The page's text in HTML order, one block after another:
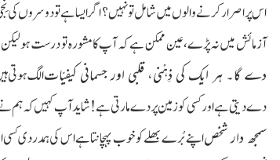
اس پر اصرار کرنے والوں میں شامل تو نہیں؟ اگر ایسا ہے تو دوسروں کی
آزمائش میں نہ پڑے، عین ممکن ہے کہ آپ کا مشورہ تو درست ہو
دے گا۔ ہر ایک کی ذِہْنی، قلبی اور جسمانی کیفیّاتالگ ہوتی
دے دیتی ہے اور کسی کو زمین پر دے مارتی ہے! شاید آپ کہیں کہ ہم نے
سمجھ دار شخصاپنے بُرے بھلے کو خوب پہچانتا ہے اس کی ہمدردی